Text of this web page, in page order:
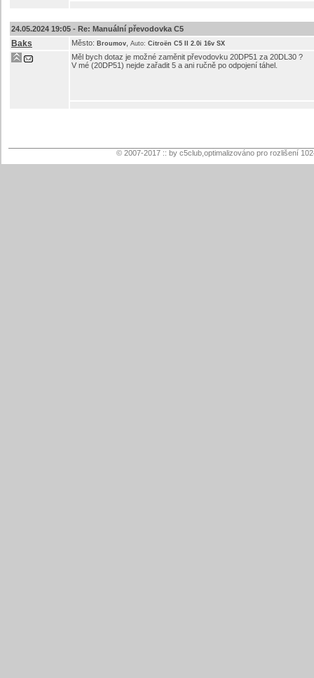
24.05.2024 19:05 - Re: Manuální převodovka C5
Baks Město: Broumov Auto: Citroën C5 II 2.0i 16v SX
Měl bych dotaz je možné zaměnit převodovku 20DP51 za 20DL30 ?
V mé (20DP51) nejde zařadit 5 a ani ručně po odpojení táhel.
© 2007-2017 :: by c5club,optimalizováno pro rozlišení